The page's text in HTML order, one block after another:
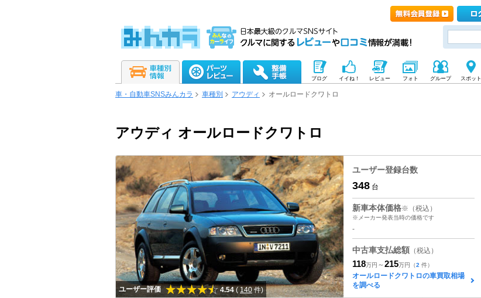
ブログ イイね！ レビュー フォト グループ スポット
車・自動車SNSみんカラ 車種別 アウディ オールロードクワトロ
アウディ オールロードクワトロ
ユーザー評価 4.54 ( 140 件)
ユーザー登録台数
348 台
新車本体価格※（税込）
※メーカー発表当時の価格です
-
中古車支払総額 （税込）
118万円 ～215万円 （2 件）
オールロードクワトロの車買取相場
を調べる